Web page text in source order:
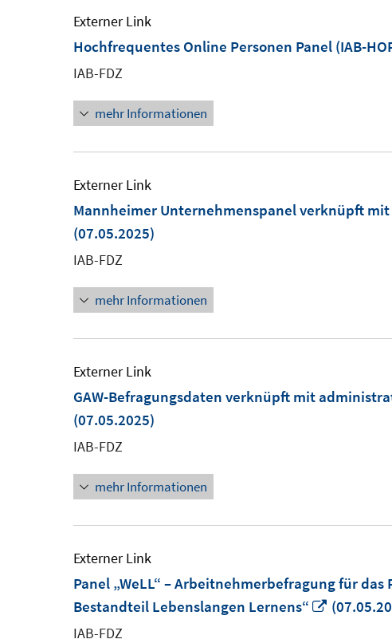
Externer Link
Hochfrequentes Online Personen Panel (IAB-
IAB-FDZ
mehr Informationen
Externer Link
Mannheimer Unternehmenspanel verknüpft mit
(07.05.2025)
IAB-FDZ
mehr Informationen
Externer Link
GAW-Befragungsdaten verknüpft mit
(07.05.2025)
IAB-FDZ
mehr Informationen
Externer Link
Panel „WeLL“ – Arbeitnehmerbefragung für
Bestandteil Lebenslangen Lernens“
In
IAB-FDZ